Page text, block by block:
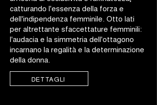
catturando l'essenza della forza e
dell'indipendenza femminile. Otto lati
per altrettante sfaccettature femminili:
l'audacia e la simmetria dell'ottagono
incarnano la regalità e la determinazione
della donna.
DETTAGLI